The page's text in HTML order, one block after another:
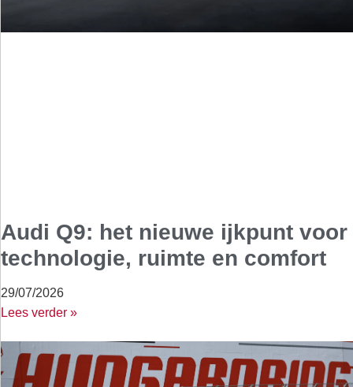
Audi Q9: het nieuwe ijkpunt voor
technologie, ruimte en comfort
29/07/2026
Lees verder »